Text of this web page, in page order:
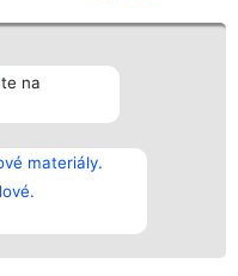
na
materiály.
Kontakt